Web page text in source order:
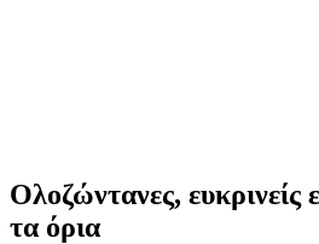
Ολοζώντανες, ευκρινείς
τα όρια